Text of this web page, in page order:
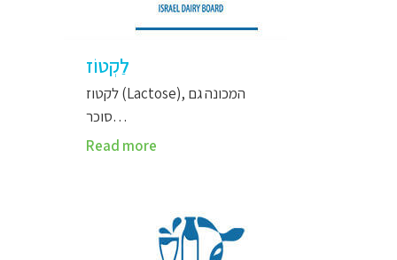
לַקְטוֹז
לקטוז (Lactose), המכונה גם
סוכר…
Read more